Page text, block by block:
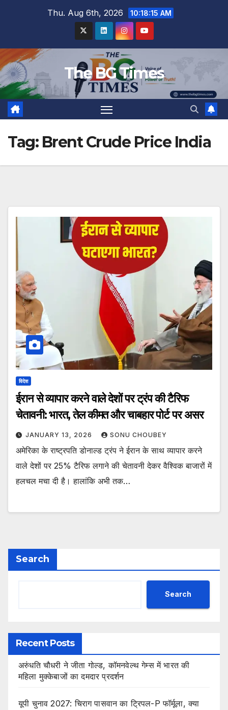
Thu. Aug 6th, 2026 10:18:16 AM
The BG Times
Tag: Brent Crude Price India
विदेश
ईरान से व्यापार करने वाले देशों पर ट्रंप की टैरिफ
चेतावनी: भारत, तेल कीमत और चाबहार पोर्ट पर असर
JANUARY 13, 2026 SONU CHOUBEY
अमेरिका के राष्ट्रपति डोनाल्ड ट्रंप ने ईरान के साथ व्यापार करने
वाले देशों पर 25% टैरिफ लगाने की चेतावनी देकर वैश्विक बाजारों में
हलचल मचा दी है। हालांकि अभी तक…
Search
Search
Recent Posts
अरुंधति चौधरी ने जीता गोल्ड, कॉमनवेल्थ गेम्स में भारत की
महिला मुक्केबाजों का दमदार प्रदर्शन
यूपी चुनाव 2027: चिराग पासवान का ट्रिपल-P फॉर्मूला, क्या